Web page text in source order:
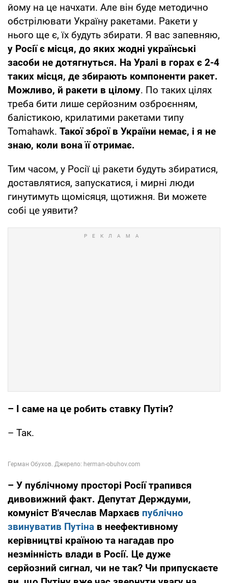
йому на це начхати. Але він буде методично
обстрілювати Україну ракетами. Ракети у
нього ще є, їх будуть збирати. Я вас запевняю,
у Росії є місця, до яких жодні українські
засоби не дотягнуться. На Уралі в горах є 2-4
таких місця, де збирають компоненти ракет.
Можливо, й ракети в цілому. По таких цілях
треба бити лише серйозним озброєнням,
балістикою, крилатими ракетами типу
Tomahawk. Такої зброї в України немає, і я не
знаю, коли вона її отримає.
Тим часом, у Росії ці ракети будуть збиратися,
доставлятися, запускатися, і мирні люди
гинутимуть щомісяця, щотижня. Ви можете
собі це уявити?
– І саме на це робить ставку Путін?
– Так.
– У публічному просторі Росії трапився
дивовижний факт. Депутат Держдуми,
комуніст В'ячеслав Мархаєв публічно
звинуватив Путіна в неефективному
керівництві країною та нагадав про
незмінність влади в Росії. Це дуже
серйозний сигнал, чи не так? Чи припускаєте